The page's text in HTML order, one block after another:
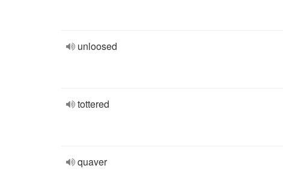
unloosed
tottered
quaver